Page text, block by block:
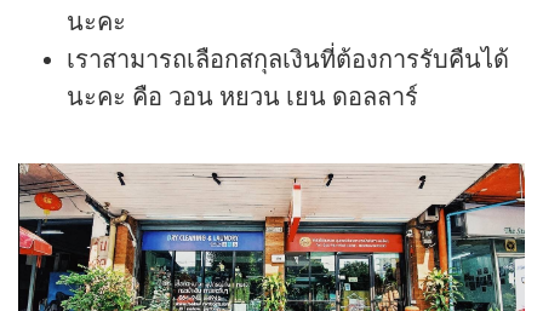
นะคะ
เราสามารถเลือกสกุลเงินที่ต้องการรับคืนได้
นะคะ คือ วอน หยวน เยน ดอลลาร์